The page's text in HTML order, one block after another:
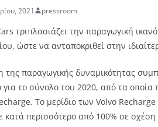
2021 pressroom
τριπλασιάζει την παραγωγική
ώστε να ανταποκριθεί στην
της παραγωγικής δυναμικότητας
για το σύνολο του 2020, από τα
Το μερίδιο των Volvo
κατά περισσότερο από 100% σε σχέση